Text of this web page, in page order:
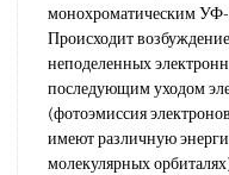
монохроматическим
Происходит
неподеленных
последующим уходом
(фотоэмиссия
имеют различную
молекулярных